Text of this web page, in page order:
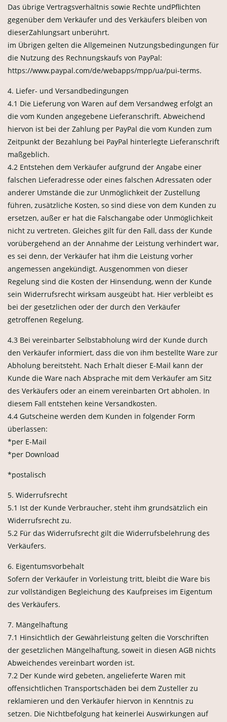
Das übrige Vertragsverhältnis sowie Rechte undPflichten
gegenüber dem Verkäufer und des Verkäufers bleiben von
dieserZahlungsart unberührt.
im Übrigen gelten die Allgemeinen Nutzungsbedingungen für
die Nutzung des Rechnungskaufs von PayPal:
https://www.paypal.com/de/webapps/mpp/ua/pui-terms.
4. Liefer- und Versandbedingungen
4.1 Die Lieferung von Waren auf dem Versandweg erfolgt an
die vom Kunden angegebene Lieferanschrift. Abweichend
hiervon ist bei der Zahlung per PayPal die vom Kunden zum
Zeitpunkt der Bezahlung bei PayPal hinterlegte Lieferanschrift
maßgeblich.
4.2 Entstehen dem Verkäufer aufgrund der Angabe einer
falschen Lieferadresse oder eines falschen Adressaten oder
anderer Umstände die zur Unmöglichkeit der Zustellung
führen, zusätzliche Kosten, so sind diese von dem Kunden zu
ersetzen, außer er hat die Falschangabe oder Unmöglichkeit
nicht zu vertreten. Gleiches gilt für den Fall, dass der Kunde
vorübergehend an der Annahme der Leistung verhindert war,
es sei denn, der Verkäufer hat ihm die Leistung vorher
angemessen angekündigt. Ausgenommen von dieser
Regelung sind die Kosten der Hinsendung, wenn der Kunde
sein Widerrufsrecht wirksam ausgeübt hat. Hier verbleibt es
bei der gesetzlichen oder der durch den Verkäufer
getroffenen Regelung.
4.3 Bei vereinbarter Selbstabholung wird der Kunde durch
den Verkäufer informiert, dass die von ihm bestellte Ware zur
Abholung bereitsteht. Nach Erhalt dieser E-Mail kann der
Kunde die Ware nach Absprache mit dem Verkäufer am Sitz
des Verkäufers oder an einem vereinbarten Ort abholen. In
diesem Fall entstehen keine Versandkosten.
4.4 Gutscheine werden dem Kunden in folgender Form
überlassen:
*per E-Mail
*per Download
*postalisch
5. Widerrufsrecht
5.1 Ist der Kunde Verbraucher, steht ihm grundsätzlich ein
Widerrufsrecht zu.
5.2 Für das Widerrufsrecht gilt die Widerrufsbelehrung des
Verkäufers.
6. Eigentumsvorbehalt
Sofern der Verkäufer in Vorleistung tritt, bleibt die Ware bis
zur vollständigen Begleichung des Kaufpreises im Eigentum
des Verkäufers.
7. Mängelhaftung
7.1 Hinsichtlich der Gewährleistung gelten die Vorschriften
der gesetzlichen Mängelhaftung, soweit in diesen AGB nichts
Abweichendes vereinbart worden ist.
7.2 Der Kunde wird gebeten, angelieferte Waren mit
offensichtlichen Transportschäden bei dem Zusteller zu
reklamieren und den Verkäufer hiervon in Kenntnis zu
setzen. Die Nichtbefolgung hat keinerlei Auswirkungen auf